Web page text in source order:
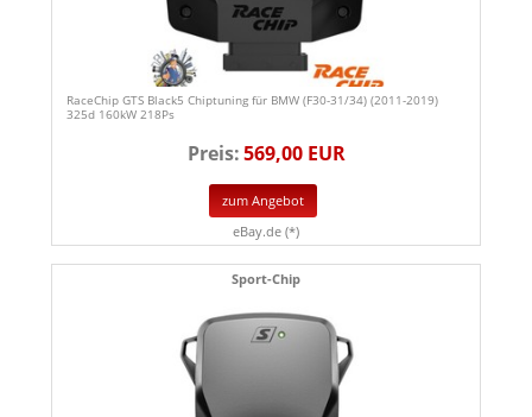
RaceChip GTS Black5 Chiptuning für BMW (F30-31/34) (2011-2019)
325d 160kW 218Ps
Preis:569,00 EUR
zum Angebot
eBay.de (*)
Sport-Chip